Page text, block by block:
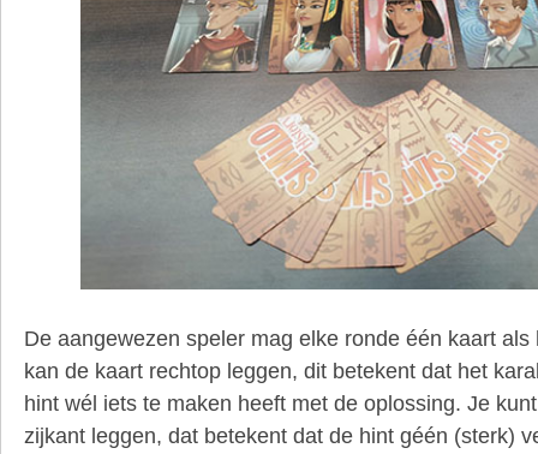
De aangewezen speler mag elke ronde één kaart
kan de kaart rechtop leggen, dit betekent dat het
hint wél iets te maken heeft met de oplossing. Je
zijkant leggen, dat betekent dat de hint géén (sterk)